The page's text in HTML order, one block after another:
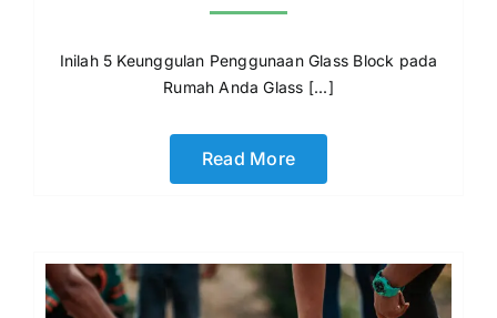
Inilah 5 Keunggulan Penggunaan Glass Block pada
Rumah Anda Glass [...]
Read More